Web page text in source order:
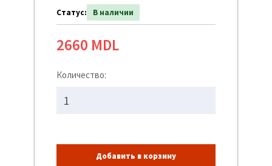
Статус: В наличии
2660 MDL
Количество:
Добавить в корзину